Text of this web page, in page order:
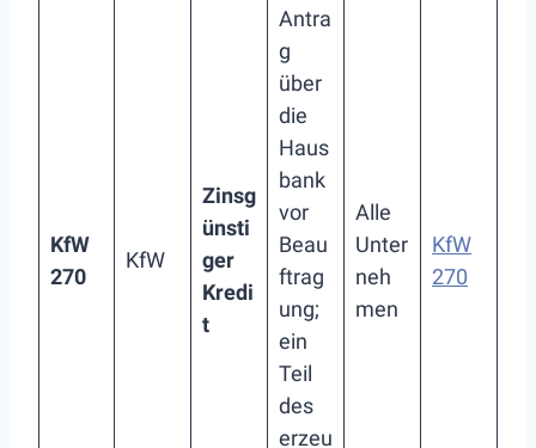
KfW
270
KfW
Zinsg
ünsti
ger
Kredi
t
Antra
g
über
die
Haus
bank
vor
Beau
ftrag
ung;
ein
Teil
des
erzeu
Alle
Unter
neh
men
KfW
270